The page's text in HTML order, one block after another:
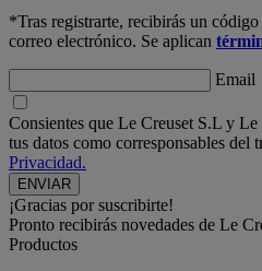
*Tras registrarte, recibirás un
correo electrónico. Se aplican
Email
Consientes que Le Creuset S.L y
tus datos como corresponsables del
Privacidad.
¡Gracias por suscribirte!
Pronto recibirás novedades de Le
Productos